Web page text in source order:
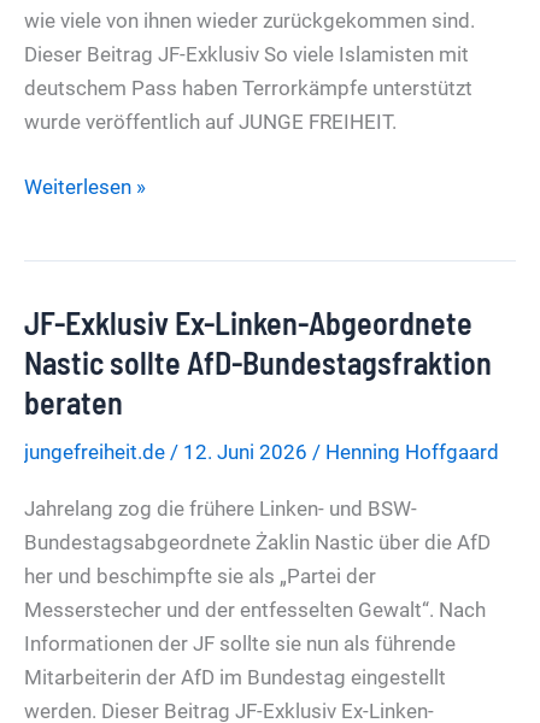
wie viele von ihnen wieder zurückgekommen sind.
Dieser Beitrag JF-Exklusiv So viele Islamisten mit
deutschem Pass haben Terrorkämpfe unterstützt
wurde veröffentlich auf JUNGE FREIHEIT.
JF-
Islamisten
mit
deutschem
Pass
haben
unterstützt
Weiterlesen »
JF-Exklusiv Ex-Linken-Abgeordnete
Nastic sollte AfD-Bundestagsfraktion
beraten
jungefreiheit.de / 12. Juni 2026 / Henning Hoffgaard
Jahrelang zog die frühere Linken- und BSW-
Bundestagsabgeordnete Żaklin Nastic über die AfD
her und beschimpfte sie als „Partei der
Messerstecher und der entfesselten Gewalt“. Nach
Informationen der JF sollte sie nun als führende
Mitarbeiterin der AfD im Bundestag eingestellt
werden. Dieser Beitrag JF-Exklusiv Ex-Linken-